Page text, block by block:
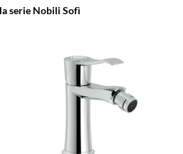
serie Nobili Sofì